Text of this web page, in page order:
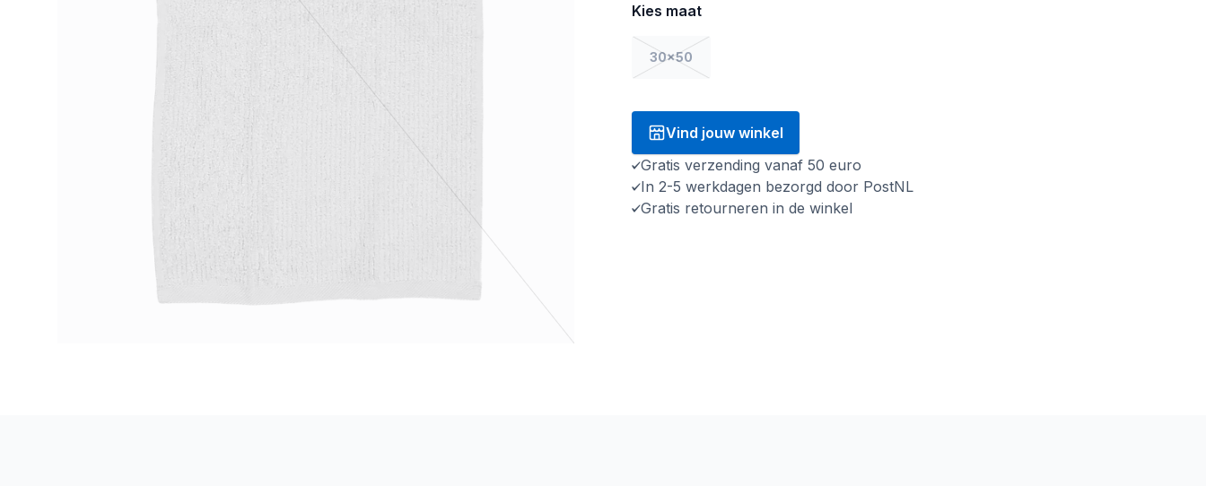
Kies maat
30x50
Vind jouw winkel
Gratis verzending vanaf 50 euro
In 2-5 werkdagen bezorgd door PostNL
Gratis retourneren in de winkel